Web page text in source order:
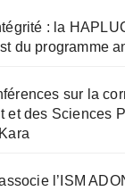
: la
du programme
sur la
et des Sciences
l’ISM